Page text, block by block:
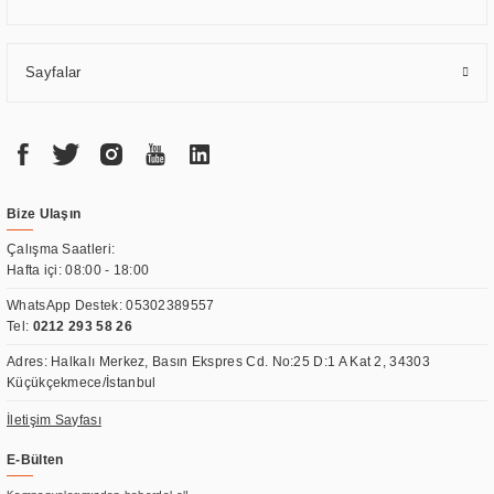
Sayfalar
Bize Ulaşın
Çalışma Saatleri:
Hafta içi: 08:00 - 18:00
WhatsApp Destek:05302389557
Tel: 0212 293 58 26
Adres: Halkalı Merkez, Basın Ekspres Cd. No:25 D:1 A Kat 2, 34303
Küçükçekmece/İstanbul
İletişim Sayfası
E-Bülten